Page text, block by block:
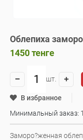
Облепиха
1450тенге
шт.
В избранное
Минимальный заказ:
Заморо?женная